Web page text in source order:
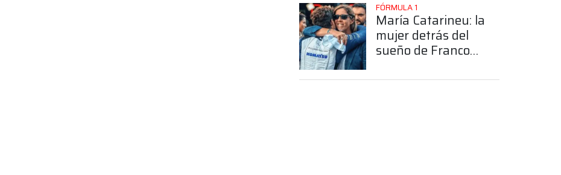
FÓRMULA 1
María Catarineu: la
mujer detrás del
sueño de Franco
Fórmula 1